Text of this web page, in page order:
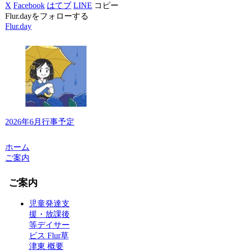
X Facebook はてブ LINE コピー
Flur.dayをフォローする
Flur.day
2026年6月行事予定
ホーム
ご案内
ご案内
児童発達支
援・放課後
等デイサー
ビス Flur草
津東 概要